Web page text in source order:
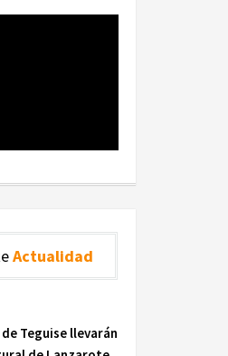
Actualidad
Teguise llevarán